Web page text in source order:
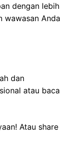
dengan lebih
wawasan Anda
dan
atau baca
Atau share